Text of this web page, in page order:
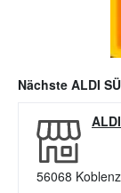
Nächste ALDI
56068 Koblenz